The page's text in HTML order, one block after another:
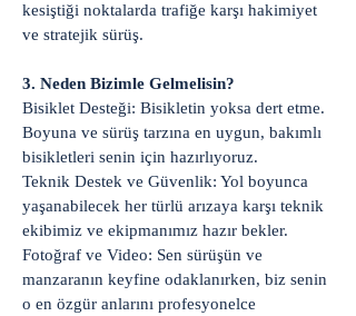
kesiştiği noktalarda trafiğe karşı hakimiyet
ve stratejik sürüş.
3. Neden Bizimle Gelmelisin?
Bisiklet Desteği: Bisikletin yoksa dert etme.
Boyuna ve sürüş tarzına en uygun, bakımlı
bisikletleri senin için hazırlıyoruz.
Teknik Destek ve Güvenlik: Yol boyunca
yaşanabilecek her türlü arızaya karşı teknik
ekibimiz ve ekipmanımız hazır bekler.
Fotoğraf ve Video: Sen sürüşün ve
manzaranın keyfine odaklanırken, biz senin
o en özgür anlarını profesyonelce